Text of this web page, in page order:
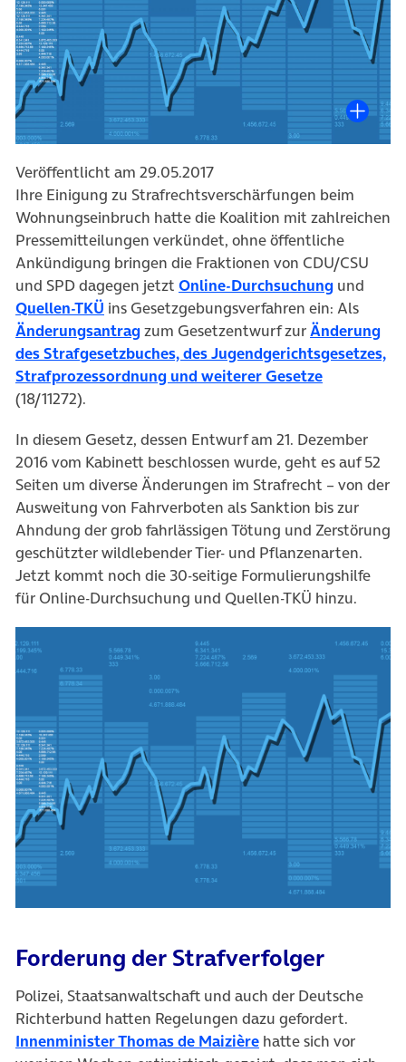
Veröffentlicht am 29.05.2017
Ihre Einigung zu Strafrechtsverschärfungen beim
Wohnungseinbruch hatte die Koalition mit zahlreichen
Pressemitteilungen verkündet, ohne öffentliche
Ankündigung bringen die Fraktionen von CDU/CSU
und SPD dagegen jetzt Online-Durchsuchung(öffnet in
und
Quellen-TKÜ (öffnet in neuem Tab)
ins Gesetzgebungsverfahren ein: Als
Änderungsantrag(öffnet in neuem Tab)
zum Gesetzentwurf zurÄnderung
des Strafgesetzbuches, des Jugendgerichtsgesetzes,
Strafprozessordnung und weiterer Gesetze(öffnet in
(18/11272).
In diesem Gesetz, dessen Entwurf am 21. Dezember
2016 vom Kabinett beschlossen wurde, geht es auf 52
Seiten um diverse Änderungen im Strafrecht – von der
Ausweitung von Fahrverboten als Sanktion bis zur
Ahndung der grob fahrlässigen Tötung und Zerstörung
geschützter wildlebender Tier- und Pflanzenarten.
Jetzt kommt noch die 30-seitige Formulierungshilfe
für Online-Durchsuchung und Quellen-TKÜ hinzu.
Forderung der Strafverfolger
Polizei, Staatsanwaltschaft und auch der Deutsche
Richterbund hatten Regelungen dazu gefordert.
Innenminister Thomas de Maizière(öffnet in neuem
hatte sich vor